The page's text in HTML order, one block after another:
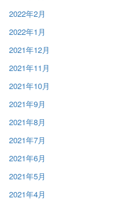
2022年2月
2022年1月
2021年12月
2021年11月
2021年10月
2021年9月
2021年8月
2021年7月
2021年6月
2021年5月
2021年4月